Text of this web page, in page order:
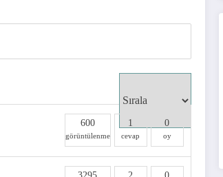
600
görüntülenme
1
cevap
0
oy